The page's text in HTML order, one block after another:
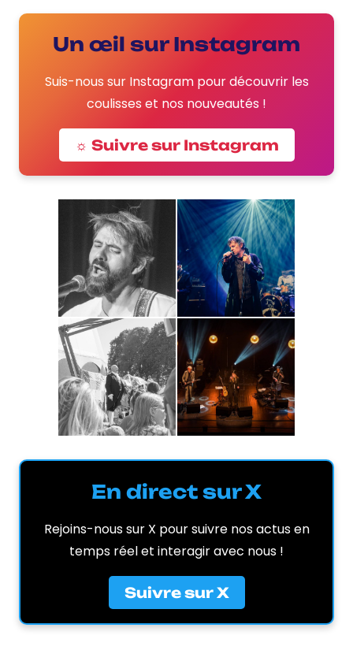
Un œil sur Instagram
Suis-nous sur Instagram pour découvrir les
coulisses et nos nouveautés !
☼ Suivre sur Instagram
En direct sur X
Rejoins-nous sur X pour suivre nos actus en
temps réel et interagir avec nous !
Suivre sur X